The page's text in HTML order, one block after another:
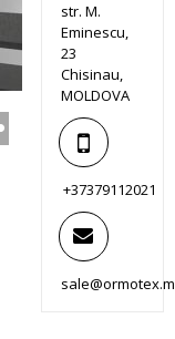
str. M.
Eminescu,
23
Chisinau,
MOLDOVA
+37379112021